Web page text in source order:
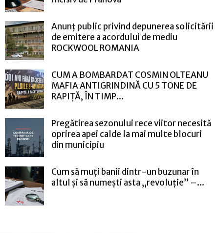
Anunț public privind depunerea solicitării
de emitere a acordului de mediu
ROCKWOOL ROMANIA
CUM A BOMBARDAT COSMIN OLTEANU
MAFIA ANTIGRINDINĂ CU 5 TONE DE
RAPIȚĂ, ÎN TIMP...
Pregătirea sezonului rece viitor necesită
oprirea apei calde la mai multe blocuri
din municipiu
Cum să muți banii dintr-un buzunar în
altul și să numești asta „revoluție” –...